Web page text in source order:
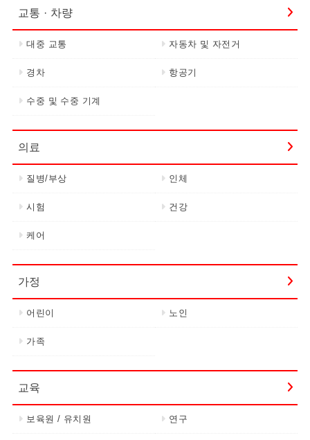
교통 · 차량
대중 교통 자동차 및 자전거
경차 항공기
수중 및 수중 기계
의료
질병/부상 인체
시험 건강
케어
가정
어린이 노인
가족
교육
보육원 / 유치원 연구